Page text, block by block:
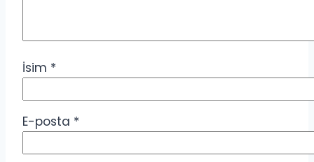
İsim *
E-posta *